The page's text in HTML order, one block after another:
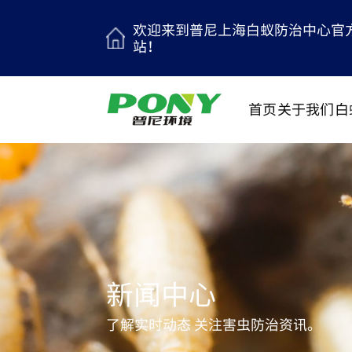
欢迎来到普尼上海白蚁防治中心官
站！
首页关于我们
新闻中心
了解实时动态 关注害虫防治资讯。